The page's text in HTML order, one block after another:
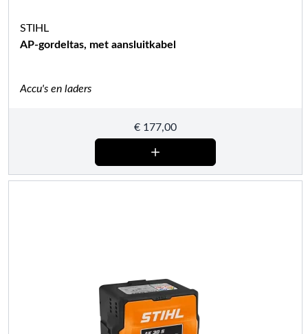
STIHL
AP-gordeltas, met aansluitkabel
Accu's en laders
€ 177,00